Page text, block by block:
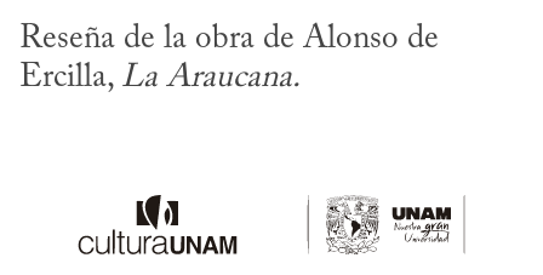
Reseña de la obra de Alonso de
Ercilla, La Araucana.